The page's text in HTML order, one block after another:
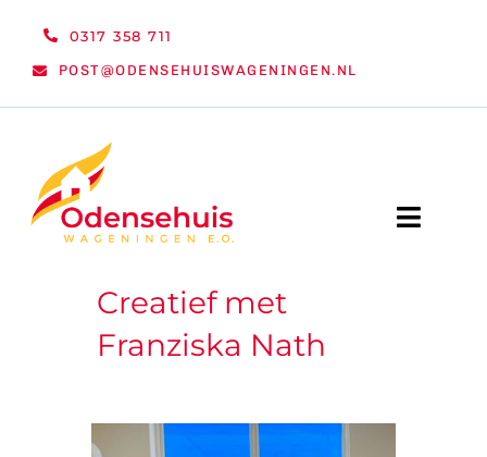
0317 358 711
POST@ODENSEHUISWAGENINGEN.NL
Toggle
WELKOMCreatief met
Franziska Nath